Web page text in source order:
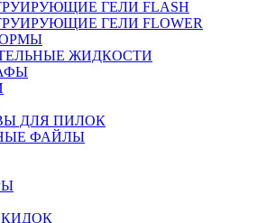
ГЕЛИ FLASH
ГЕЛИ FLOWER
ЖИДКОСТИ
ДЛЯ ПИЛОК
ФАЙЛЫ